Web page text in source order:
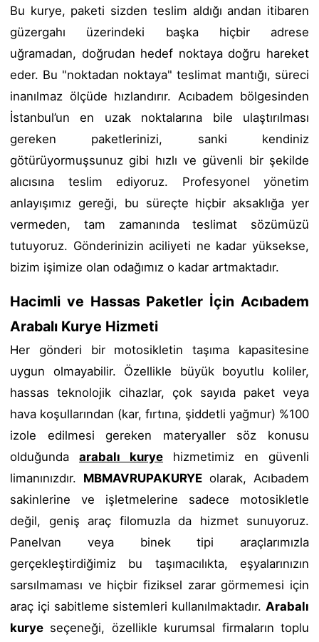
Bu kurye, paketi sizden teslim aldığı andan itibaren
güzergahı üzerindeki başka hiçbir adrese
uğramadan, doğrudan hedef noktaya doğru hareket
eder. Bu "noktadan noktaya" teslimat mantığı, süreci
inanılmaz ölçüde hızlandırır. Acıbadem bölgesinden
İstanbul’un en uzak noktalarına bile ulaştırılması
gereken paketlerinizi, sanki kendiniz
götürüyormuşsunuz gibi hızlı ve güvenli bir şekilde
alıcısına teslim ediyoruz. Profesyonel yönetim
anlayışımız gereği, bu süreçte hiçbir aksaklığa yer
vermeden, tam zamanında teslimat sözümüzü
tutuyoruz. Gönderinizin aciliyeti ne kadar yüksekse,
bizim işimize olan odağımız o kadar artmaktadır.
Hacimli ve Hassas Paketler İçin Acıbadem
Arabalı Kurye Hizmeti
Her gönderi bir motosikletin taşıma kapasitesine
uygun olmayabilir. Özellikle büyük boyutlu koliler,
hassas teknolojik cihazlar, çok sayıda paket veya
hava koşullarından (kar, fırtına, şiddetli yağmur) %100
izole edilmesi gereken materyaller söz konusu
olduğunda arabalı kurye hizmetimiz en güvenli
limanınızdır. MBMAVRUPAKURYE olarak, Acıbadem
sakinlerine ve işletmelerine sadece motosikletle
değil, geniş araç filomuzla da hizmet sunuyoruz.
Panelvan veya binek tipi araçlarımızla
gerçekleştirdiğimiz bu taşımacılıkta, eşyalarınızın
sarsılmaması ve hiçbir fiziksel zarar görmemesi için
araç içi sabitleme sistemleri kullanılmaktadır. Arabalı
kurye seçeneği, özellikle kurumsal firmaların toplu